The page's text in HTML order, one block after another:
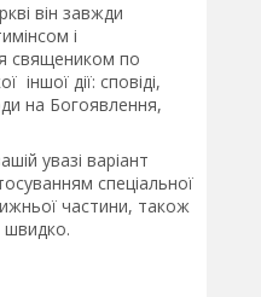
він завжди
і
священиком по
іншої дії: сповіді,
на Богоявлення,
увазі варіант
спеціальної
частини, також
швидко.